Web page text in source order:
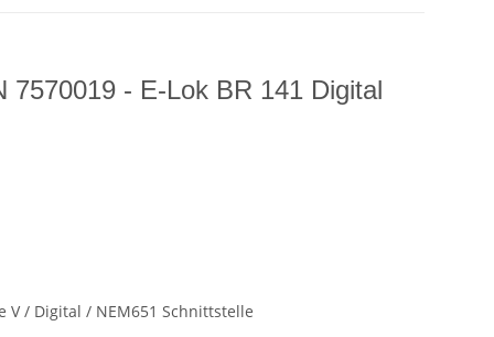
7570019 - E-Lok BR 141 Digital
V / Digital / NEM651 Schnittstelle